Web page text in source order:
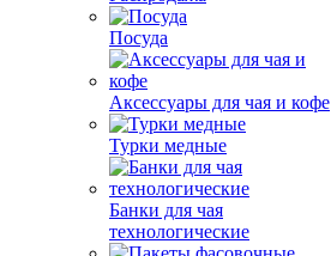
Посуда
Аксессуары для чая и кофе
Турки медные
Банки для чая
технологические